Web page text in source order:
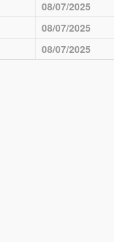
08/07/2025
08/07/2025
08/07/2025